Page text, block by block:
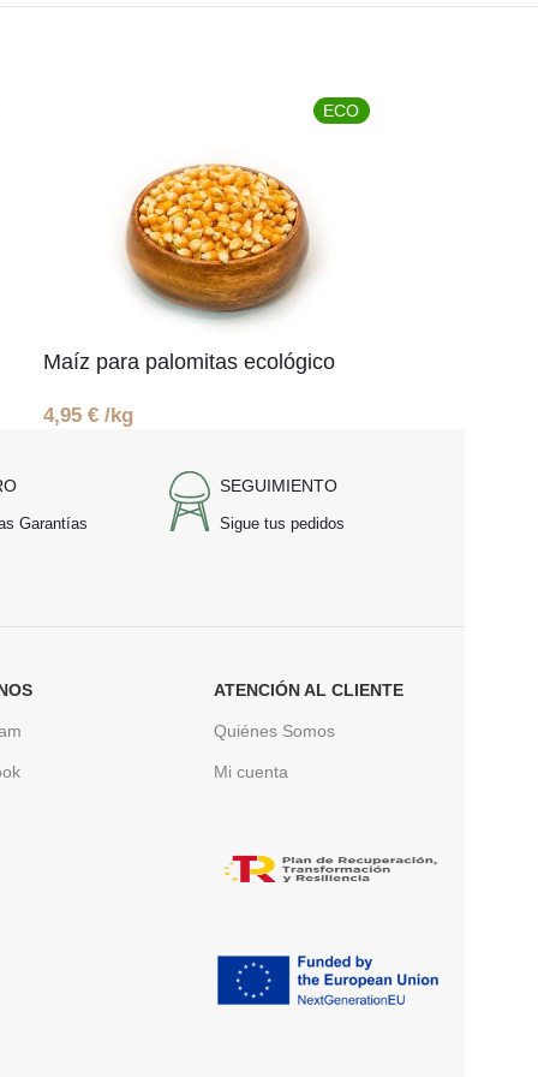
ECO
Maíz para palomitas ecológico
4,95 € /kg
Garantías
SEGUIMIENTO
Sigue tus pedidos
ATENCIÓN AL CLIENTE
Quiénes Somos
Mi cuenta